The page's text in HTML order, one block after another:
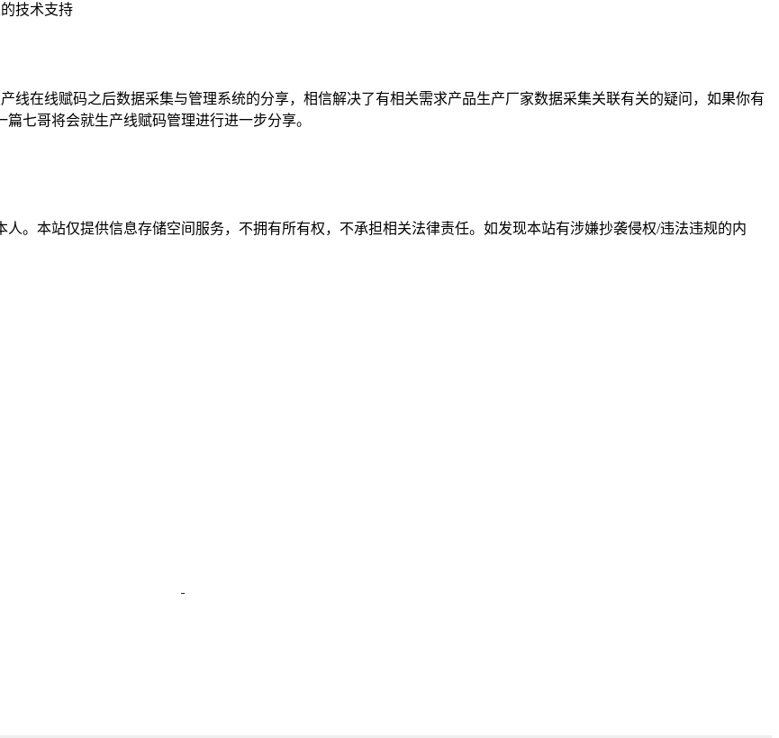
技术支持
线在线赋码之后数据采集与管理系统的分享，相信解决了有相关需求产品生产厂家数据采集关联有关的疑问，如果你有
七哥将会就生产线赋码管理进行进一步分享。
。本站仅提供信息存储空间服务，不拥有所有权，不承担相关法律责任。如发现本站有涉嫌抄袭侵权/违法违规的内